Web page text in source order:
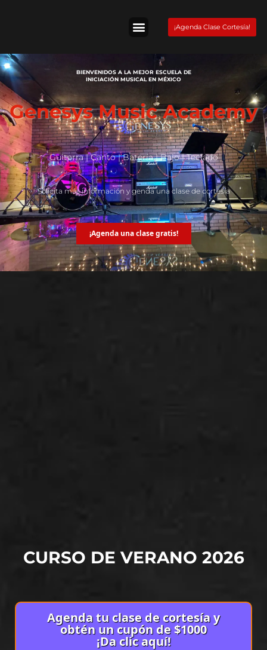
¡Agenda Clase Cortesía!
BIENVENIDOS A LA MEJOR ESCUELA DE
INICIACIÓN MUSICAL EN MÉXICO
Genesys Music Academy
Guitarra | Canto | Batería | Bajo | Teclado
Solicita más información y genda una clase de cortesía
¡Agenda una clase gratis!
CURSO DE VERANO 2026
Agenda tu clase de cortesía y
obtén un cupón de $1000
¡Da clic aquí!